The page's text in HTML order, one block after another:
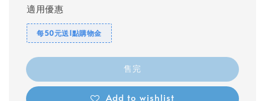
適用優惠
每50元送1點購物金
售完
Add to wishlist